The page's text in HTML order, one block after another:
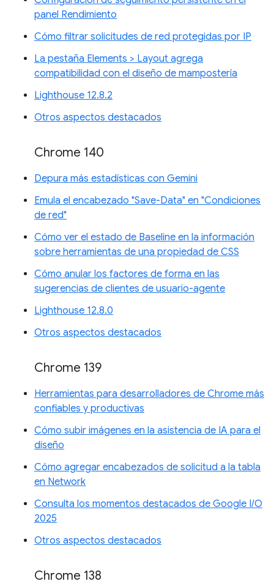
panel Rendimiento
Cómo filtrar solicitudes de red protegidas por IP
La pestaña Elements > Layout agrega
compatibilidad con el diseño de mampostería
Lighthouse 12.8.2
Otros aspectos destacados
Chrome 140
Depura más estadísticas con Gemini
Emula el encabezado "Save-Data" en "Condiciones
de red"
Cómo ver el estado de Baseline en la información
sobre herramientas de una propiedad de CSS
Cómo anular los factores de forma en las
sugerencias de clientes de usuario-agente
Lighthouse 12.8.0
Otros aspectos destacados
Chrome 139
Herramientas para desarrolladores de Chrome más
confiables y productivas
Cómo subir imágenes en la asistencia de IA para el
diseño
Cómo agregar encabezados de solicitud a la tabla
en Network
Consulta los momentos destacados de Google I/O
2025
Otros aspectos destacados
Chrome 138